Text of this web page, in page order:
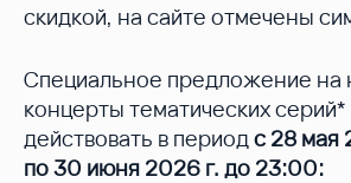
скидкой, на сайте отмечены
Специальное предложение на
концерты тематических
действовать в периодс 28 мая
по 30 июня 2026 г. до 23:00: